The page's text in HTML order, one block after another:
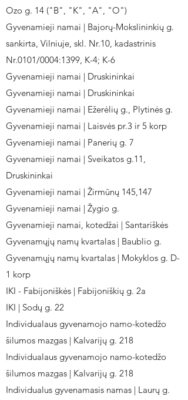
Ozo g. 14 ("B", "K", "A", "O")
Gyvenamieji namai | Bajorų-Mokslininkių g.
sankirta, Vilniuje, skl. Nr.10, kadastrinis
Nr.0101/0004:1399, K-4; K-6
Gyvenamieji namai | Druskininkai
Gyvenamieji namai | Druskininkai
Gyvenamieji namai | Ežerėlių g., Plytinės g.
Gyvenamieji namai | Laisvės pr.3 ir 5 korp
Gyvenamieji namai | Panerių g. 7
Gyvenamieji namai | Sveikatos g.11,
Druskininkai
Gyvenamieji namai | Žirmūnų 145,147
Gyvenamieji namai | Žygio g.
Gyvenamieji namai, kotedžai | Santariškės
Gyvenamųjų namų kvartalas | Baublio g.
Gyvenamųjų namų kvartalas | Mokyklos g. D-
1 korp
IKI - Fabijoniškės | Fabijoniškių g. 2a
IKI | Sodų g. 22
Individualaus gyvenamojo namo-kotedžo
šilumos mazgas | Kalvarijų g. 218
Individualaus gyvenamojo namo-kotedžo
šilumos mazgas | Kalvarijų g. 218
Individualus gyvenamasis namas | Laurų g.